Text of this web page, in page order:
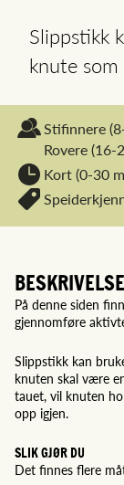
Slippstikk
knute
Stifinnere
Rovere(16-
Kort (0-30
På denne siden
gjennomføre
Slippstikk kan
knuten skal være
tauet, vil knuten
opp igjen.
SLIK GJØR DU
Det finnes flere